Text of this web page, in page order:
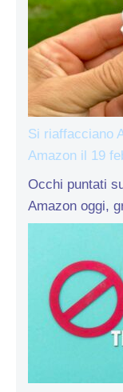
Si riaffacciano
Amazon il 19
Occhi puntati
Amazon oggi,